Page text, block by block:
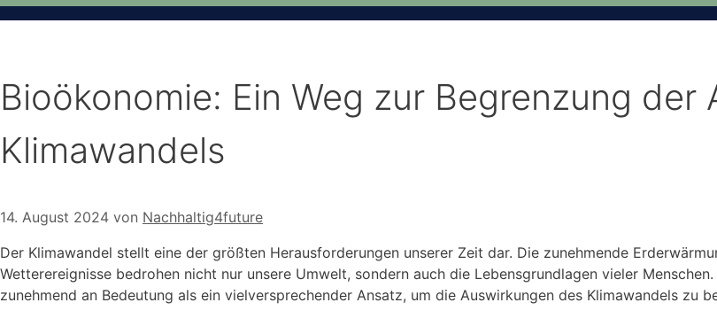
Bioökonomie: Ein Weg zur Begrenzung der
Klimawandels
14. August 2024 von Nachhaltig4future
Der Klimawandel stellt eine der größten Herausforderungen unserer Zeit dar. Die zunehmende
Wetterereignisse bedrohen nicht nur unsere Umwelt, sondern auch die Lebensgrundlagen vieler
zunehmend an Bedeutung als ein vielversprechender Ansatz, um die Auswirkungen des Klimawandels zu